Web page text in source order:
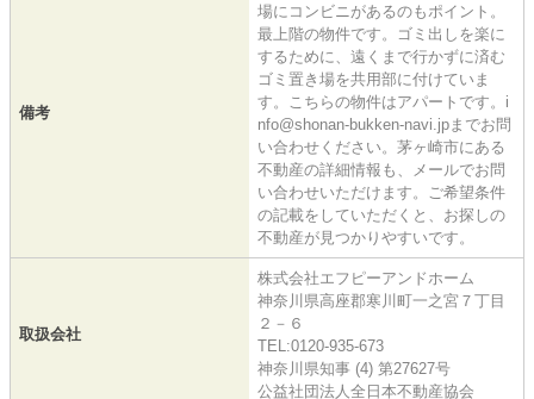
備考
場にコンビニがあるのもポイント。
最上階の物件です。ゴミ出しを楽に
するために、遠くまで行かずに済む
ゴミ置き場を共用部に付けていま
す。こちらの物件はアパートです。i
nfo@shonan-bukken-navi.jpまでお問
い合わせください。茅ヶ崎市にある
不動産の詳細情報も、メールでお問
い合わせいただけます。ご希望条件
の記載をしていただくと、お探しの
不動産が見つかりやすいです。
取扱会社
株式会社エフピーアンドホーム
神奈川県高座郡寒川町一之宮７丁目
２－６
TEL:0120-935-673
神奈川県知事 (4) 第27627号
公益社団法人全日本不動産協会